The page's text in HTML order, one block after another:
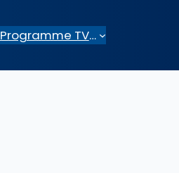
Programme TV…